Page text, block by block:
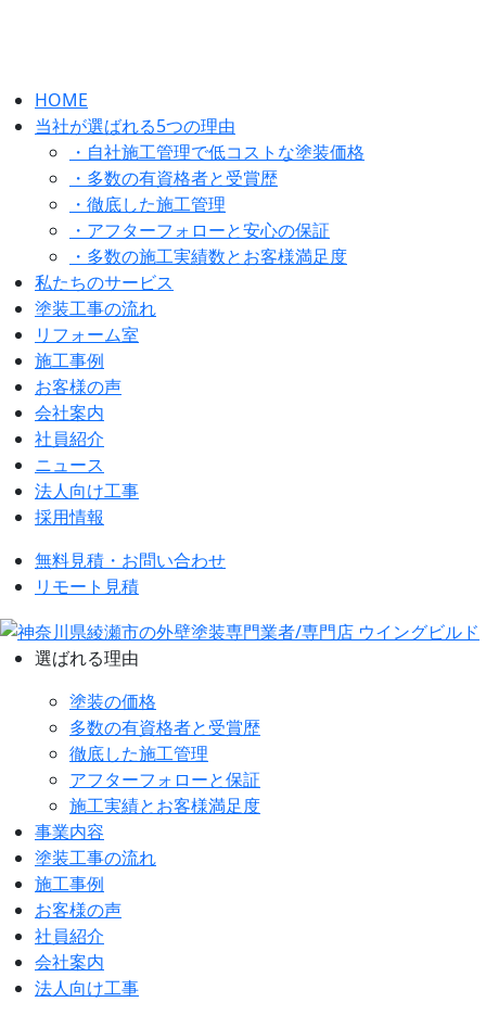
HOME
当社が選ばれる5つの理由
・自社施工管理で低コストな塗装価格
・多数の有資格者と受賞歴
・徹底した施工管理
・アフターフォローと安心の保証
・多数の施工実績数とお客様満足度
私たちのサービス
塗装工事の流れ
リフォーム室
施工事例
お客様の声
会社案内
社員紹介
ニュース
法人向け工事
採用情報
無料見積・お問い合わせ
リモート見積
選ばれる理由
塗装の価格
多数の有資格者と受賞歴
徹底した施工管理
アフターフォローと保証
施工実績とお客様満足度
事業内容
塗装工事の流れ
施工事例
お客様の声
社員紹介
会社案内
法人向け工事